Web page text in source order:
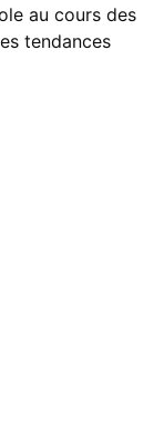
au cours des
tendances